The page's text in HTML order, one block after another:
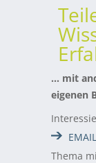
… mit
eigenen
EMAIL
Thema